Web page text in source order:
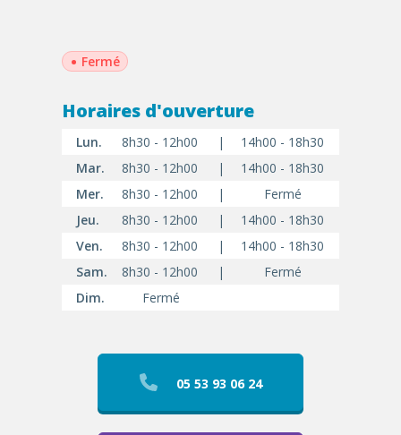
• Fermé
Horaires d'ouverture
Lun. 8h30 - 12h00 |
14h00 - 18h30
Mar.
8h30 - 12h00 |
14h00 - 18h30
Mer.
8h30 - 12h00 |
Fermé
Jeu.
8h30 - 12h00 |
14h00 - 18h30
Ven.
8h30 - 12h00 |
14h00 - 18h30
Sam.
8h30 - 12h00 |
Fermé
Dim.
Fermé
05 53 93 06 24